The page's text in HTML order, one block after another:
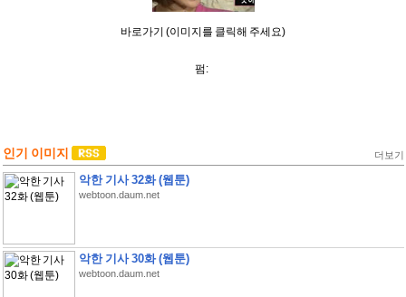
바로가기 (이미지를 클릭해 주세요)
펌:
인기 이미지 더보기
악한 기사 32화 (웹툰)
webtoon.daum.net
악한 기사 30화 (웹툰)
webtoon.daum.net